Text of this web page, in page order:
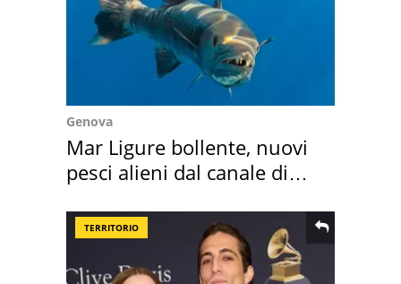
Genova
Mar Ligure bollente, nuovi
pesci alieni dal canale di
TERRITORIO